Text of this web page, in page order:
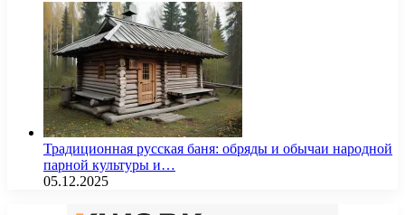
Традиционная русская баня: обряды и обычаи народной
парной культуры и…
05.12.2025